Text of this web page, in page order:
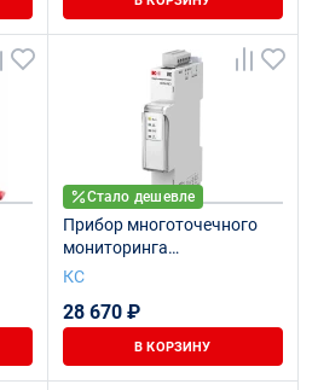
Стало дешевле
Прибор многоточечного
мониторинга
электроэнергии КСМ-М3-1-
КС
28 670 ₽
В КОРЗИНУ